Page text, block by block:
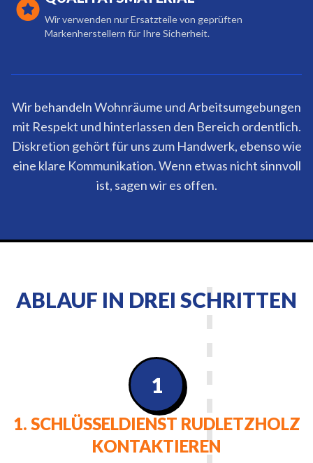
Wir verwenden nur Ersatzteile von geprüften
Markenherstellern für Ihre Sicherheit.
Wir behandeln Wohnräume und Arbeitsumgebungen
mit Respekt und hinterlassen den Bereich ordentlich.
Diskretion gehört für uns zum Handwerk, ebenso wie
eine klare Kommunikation. Wenn etwas nicht sinnvoll
ist, sagen wir es offen.
ABLAUF IN DREI SCHRITTEN
1. SCHLÜSSELDIENST RUDLETZHOLZ
KONTAKTIEREN
1